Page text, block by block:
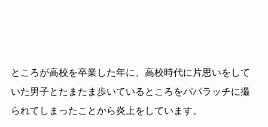
ところが高校を卒業した年に、高校時代に片思いをして
いた男子とたまたま歩いているところをパパラッチに撮
られてしまったことから炎上をしています。